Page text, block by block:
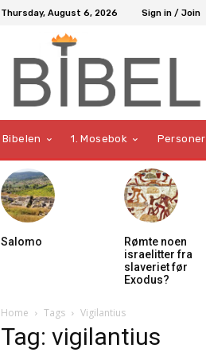
Thursday, August 6, 2026 Sign in / Join
Bibelen 1. Mosebok Personer
Salomo
Rømte noen
israelitter fra
slaveriet før
Exodus?
Home Tags Vigilantius
Tag: vigilantius